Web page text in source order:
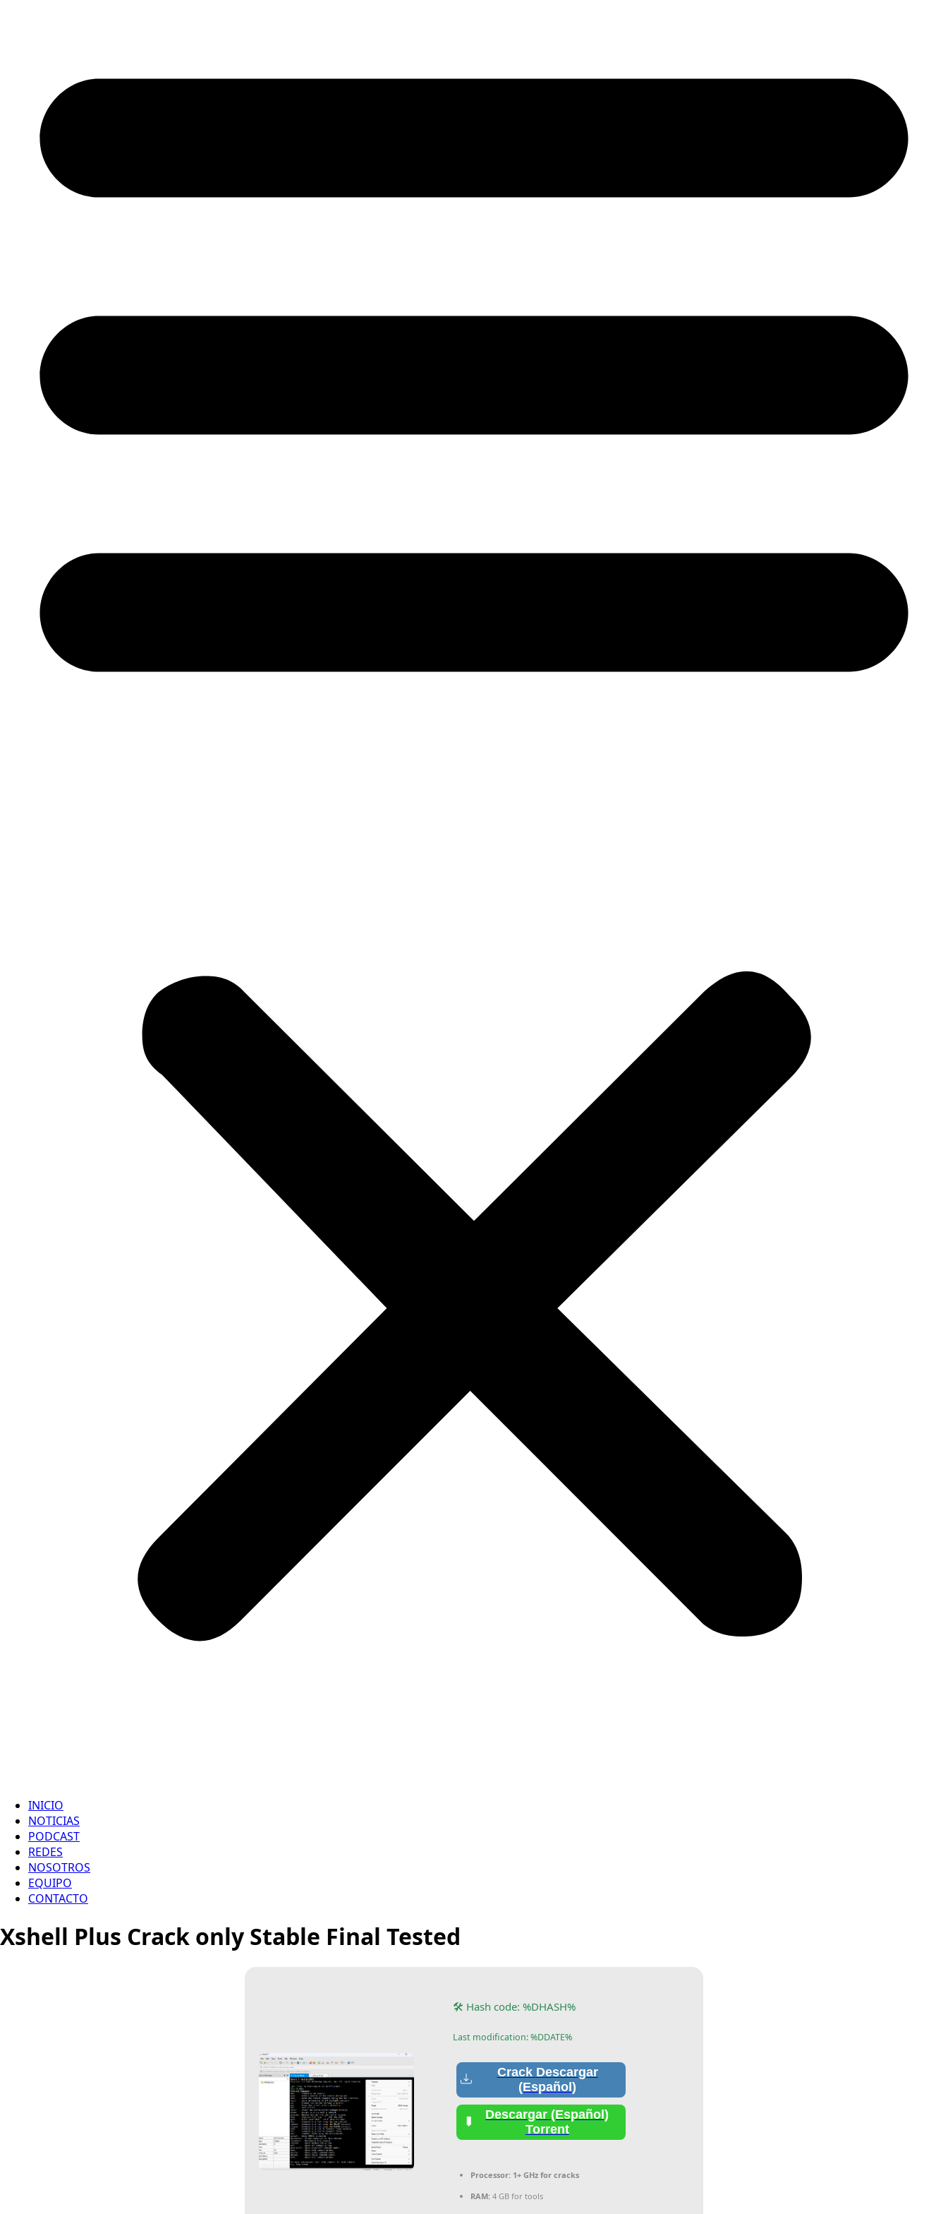
INICIO
NOTICIAS
PODCAST
REDES
NOSOTROS
EQUIPO
CONTACTO
Xshell Plus Crack only Stable Final Tested
🛠 Hash code: %DHASH%
Last modification: %DDATE%
Crack Descargar
(Español)
Descargar (Español)
Torrent
Processor: 1+ GHz for cracks
RAM: 4 GB for tools